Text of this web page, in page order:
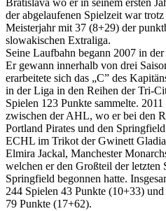
Bratislava wo er in seinem ersten
der abgelaufenen Spielzeit war
Meisterjahr mit 37 (8+29) der
slowakischen Extraliga.
Seine Laufbahn begann 2007 in
Er gewann innerhalb von drei
erarbeitete sich das „C” des
in der Liga in den Reihen der Tri-
Spielen 123 Punkte sammelte.
zwischen der AHL, wo er bei den
Portland Pirates und den
ECHL im Trikot der Gwinett
Elmira Jackal, Manchester
welchen er den Großteil der letzten
Springfield begonnen hatte.
244 Spielen 43 Punkte (10+33)
79 Punkte (17+62).